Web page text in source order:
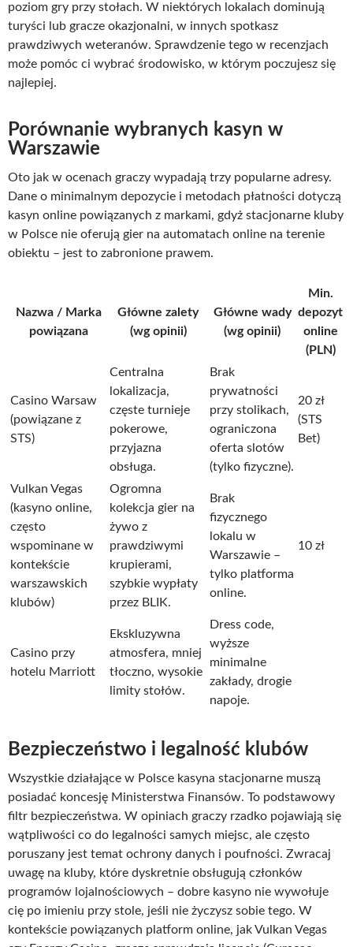
poziom gry przy stołach. W niektórych lokalach dominują
turyści lub gracze okazjonalni, w innych spotkasz
prawdziwych weteranów. Sprawdzenie tego w recenzjach
może pomóc ci wybrać środowisko, w którym poczujesz się
najlepiej.
Porównanie wybranych kasyn w
Warszawie
Oto jak w ocenach graczy wypadają trzy popularne adresy.
Dane o minimalnym depozycie i metodach płatności dotyczą
kasyn online powiązanych z markami, gdyż stacjonarne kluby
w Polsce nie oferują gier na automatach online na terenie
obiektu – jest to zabronione prawem.
Nazwa / Marka
powiązana
Główne zalety
(wg opinii)
Główne wady
(wg opinii)
Min.
depozyt
online
(PLN)
Casino Warsaw
(powiązane z
STS)
Centralna
lokalizacja,
częste turnieje
pokerowe,
przyjazna
obsługa.
Brak
prywatności
przy stolikach,
ograniczona
oferta slotów
(tylko fizyczne).
20 zł
(STS
Bet)
Vulkan Vegas
(kasyno online,
często
wspominane w
kontekście
warszawskich
klubów)
Ogromna
kolekcja gier na
żywo z
prawdziwymi
krupierami,
szybkie wypłaty
przez BLIK.
Brak
fizycznego
lokalu w
Warszawie –
tylko platforma
online.
10 zł
Casino przy
hotelu Marriott
Ekskluzywna
atmosfera, mniej
tłoczno, wysokie
limity stołów.
Dress code,
wyższe
minimalne
zakłady, drogie
napoje.
Bezpieczeństwo i legalność klubów
Wszystkie działające w Polsce kasyna stacjonarne muszą
posiadać koncesję Ministerstwa Finansów. To podstawowy
filtr bezpieczeństwa. W opiniach graczy rzadko pojawiają się
wątpliwości co do legalności samych miejsc, ale często
poruszany jest temat ochrony danych i poufności. Zwracaj
uwagę na kluby, które dyskretnie obsługują członków
programów lojalnościowych – dobre kasyno nie wywołuje
cię po imieniu przy stole, jeśli nie życzysz sobie tego. W
kontekście powiązanych platform online, jak Vulkan Vegas